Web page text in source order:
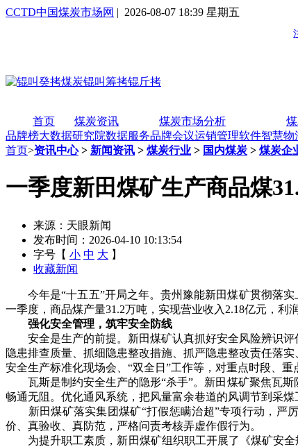
CCTD中国煤炭市场网 | 2026-08-07 18:39 星期五
首页 煤炭资讯 煤炭市场分析
品牌榜大数据研究院数据服务品牌会议运销管理软件智慧物
首页>资讯中心> 新闻资讯 > 煤炭行业 > 国内煤炭 > 煤炭企
一季度新田煤矿生产商品煤
来源：天眼新闻
发布时间：2026-04-10 10:13:54
字号【 小 中 大 】
收藏新闻
今年是“十五五”开局之年。贵州豫能新田煤矿贯彻落实
一季度，商品煤产量31.2万吨，实现营业收入2.18亿元，利
强化安全管理，筑牢安全防线
安全是生产的前提。新田煤矿认真抓好安全风险辨识评
隐患排查质量、抓细隐患整改措施、抓严隐患整改责任落
安全生产标准化现场会、“双全日”工作等，对重点时段、
瓦斯是制约安全生产的隐形“杀手”。新田煤矿聚焦瓦斯
畅通无阻。优化通风系统，把风量富余巷道的风调节到采煤
新田煤矿落实集团煤矿“打假惩瞒治超”专项行动，严厉
价、真验收、真防范，严格问责考核弄虚作假行为。
为提升职工素质，新田煤矿组织职工开展了《煤矿安全